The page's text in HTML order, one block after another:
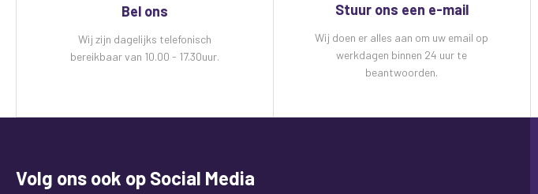
Bel ons
Wij zijn dagelijks telefonisch
bereikbaar van 10.00 - 17.30uur.
Stuur ons een e-mail
Wij doen er alles aan om uw email op
werkdagen binnen 24 uur te
beantwoorden.
Volg ons ook op Social Media